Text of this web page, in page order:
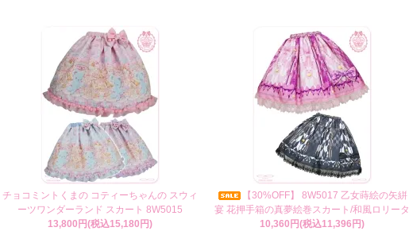
チョコミントくまの コティーちゃんの スウィ
ーツワンダーランド スカート 8W5015
13,800円(税込15,180円)
【30%OFF】 8W5017 乙女蒔絵の矢絣
宴 花押手箱の真夢絵巻スカート/和風ロリータ
10,360円(税込11,396円)